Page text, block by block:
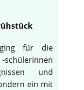
ging für die
und
ein mit